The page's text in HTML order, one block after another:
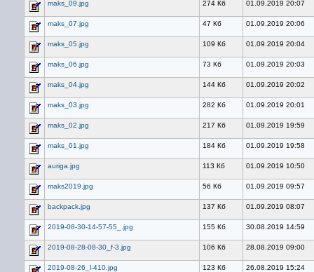
maks_09.jpg 274 Кб 01.09.2019 20:07
maks_07.jpg 47 Кб 01.09.2019 20:06
maks_05.jpg 109 Кб 01.09.2019 20:04
maks_06.jpg 73 Кб 01.09.2019 20:03
maks_04.jpg 144 Кб 01.09.2019 20:02
maks_03.jpg 282 Кб 01.09.2019 20:01
maks_02.jpg 217 Кб 01.09.2019 19:59
maks_01.jpg 184 Кб 01.09.2019 19:58
auriga.jpg 113 Кб 01.09.2019 10:50
maks2019.jpg 56 Кб 01.09.2019 09:57
backpack.jpg 137 Кб 01.09.2019 08:07
2019-08-30-14-57-55_.jpg 155 Кб 30.08.2019 14:59
2019-08-28-08-30_f-3.jpg 106 Кб 28.08.2019 09:00
2019-08-26_l-410.jpg 123 Кб 26.08.2019 15:24